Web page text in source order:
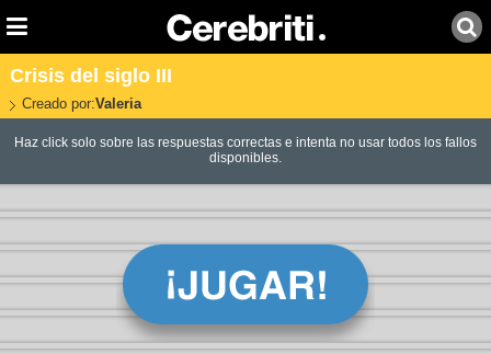
Crisis del siglo III
Creado por:Valeria
Haz click solo sobre las respuestas correctas e intenta no usar todos los fallos
disponibles.